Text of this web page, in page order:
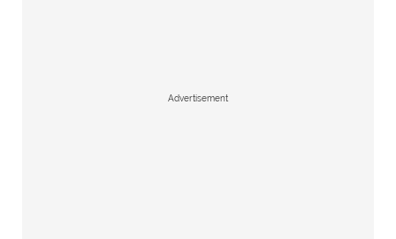
Advertisement